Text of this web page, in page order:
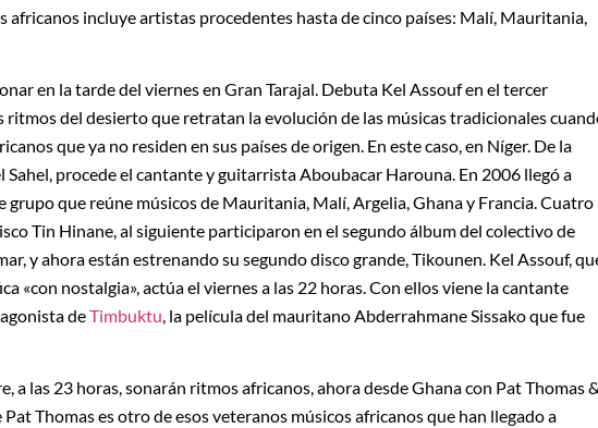
africanos incluye artistas procedentes hasta de cinco países: Malí, Mauritania,
en la tarde del viernes en Gran Tarajal. Debuta Kel Assouf en el tercer
del desierto que retratan la evolución de las músicas tradicionales
que ya no residen en sus países de origen. En este caso, en Níger. De la
Sahel, procede el cantante y guitarrista Aboubacar Harouna. En 2006 llegó a
grupo que reúne músicos de Mauritania, Malí, Argelia, Ghana y Francia. Cuatro
Tin Hinane, al siguiente participaron en el segundo álbum del colectivo de
y ahora están estrenando su segundo disco grande, Tikounen. Kel Assouf,
«con nostalgia», actúa el viernes a las 22 horas. Con ellos viene la cantante
deTimbuktu, la película del mauritano Abderrahmane Sissako que fue
a las 23 horas, sonarán ritmos africanos, ahora desde Ghana con Pat Thomas
Thomas es otro de esos veteranos músicos africanos que han llegado a